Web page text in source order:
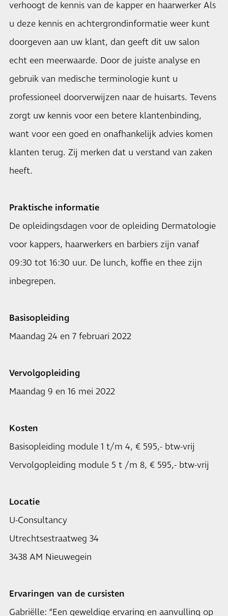
verhoogt de kennis van de kapper en haarwerker Als
u deze kennis en achtergrondinformatie weer kunt
doorgeven aan uw klant, dan geeft dit uw salon
echt een meerwaarde. Door de juiste analyse en
gebruik van medische terminologie kunt u
professioneel doorverwijzen naar de huisarts. Tevens
zorgt uw kennis voor een betere klantenbinding,
want voor een goed en onafhankelijk advies komen
klanten terug. Zij merken dat u verstand van zaken
heeft.
Praktische informatie
De opleidingsdagen voor de opleiding Dermatologie
voor kappers, haarwerkers en barbiers zijn vanaf
09:30 tot 16:30 uur. De lunch, koffie en thee zijn
inbegrepen.
Basisopleiding
Maandag 24 en 7 februari 2022
Vervolgopleiding
Maandag 9 en 16 mei 2022
Kosten
Basisopleiding module 1 t/m 4, € 595,- btw-vrij
Vervolgopleiding module 5 t /m 8, € 595,- btw-vrij
Locatie
U-Consultancy
Utrechtsestraatweg 34
3438 AM Nieuwegein
Ervaringen van de cursisten
Gabriëlle: “Een geweldige ervaring en aanvulling op